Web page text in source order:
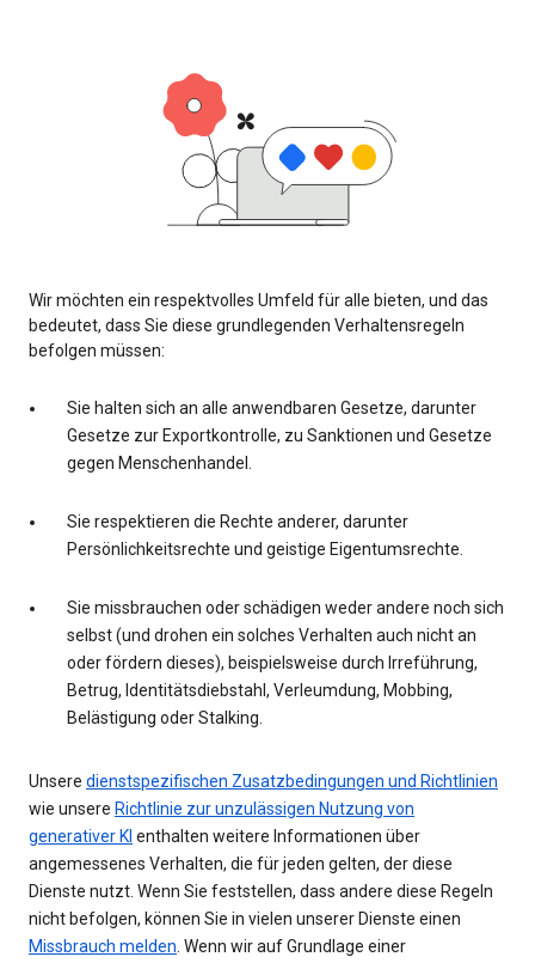
Wir möchten ein respektvolles Umfeld für alle bieten, und das
bedeutet, dass Sie diese grundlegenden Verhaltensregeln
befolgen müssen:
Sie halten sich an alle anwendbaren Gesetze, darunter
Gesetze zur Exportkontrolle, zu Sanktionen und Gesetze
gegen Menschenhandel.
Sie respektieren die Rechte anderer, darunter
Persönlichkeitsrechte und geistige Eigentumsrechte.
Sie missbrauchen oder schädigen weder andere noch sich
selbst (und drohen ein solches Verhalten auch nicht an
oder fördern dieses), beispielsweise durch Irreführung,
Betrug, Identitätsdiebstahl, Verleumdung, Mobbing,
Belästigung oder Stalking.
Unsere dienstspezifischen Zusatzbedingungen und Richtlinien
wie unsere Richtlinie zur unzulässigen Nutzung von
generativer KI enthalten weitere Informationen über
angemessenes Verhalten, die für jeden gelten, der diese
Dienste nutzt. Wenn Sie feststellen, dass andere diese Regeln
nicht befolgen, können Sie in vielen unserer Dienste einen
Missbrauch melden. Wenn wir auf Grundlage einer